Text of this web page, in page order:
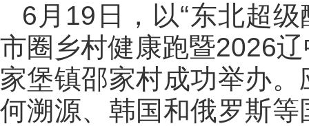
6月19日，以“东北超
市圈乡村健康跑暨2026
家堡镇邵家村成功举办
何溯源、韩国和俄罗斯